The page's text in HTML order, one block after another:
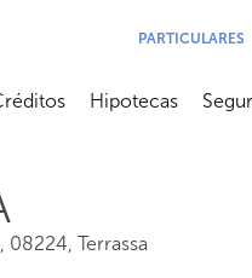
PARTICULARES
submenúAbrir submenú
Hipotecas
Abrir
, 08224, Terrassa